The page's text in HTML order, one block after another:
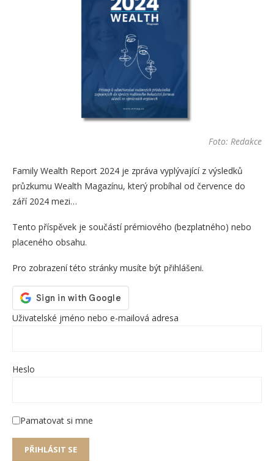
Foto: Redakce
Family Wealth Report 2024 je zpráva vyplývající z výsledků
průzkumu Wealth Magazínu, který probíhal od července do
září 2024 mezi…
Tento příspěvek je součástí prémiového (bezplatného) nebo
placeného obsahu.
Pro zobrazení této stránky musíte být přihlášeni.
Uživatelské jméno nebo e-mailová adresa
Heslo
Pamatovat si mne